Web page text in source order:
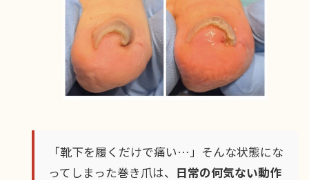
「靴下を履くだけで痛い…」そんな状態にな
ってしまった巻き爪は、 日常の何気ない動作